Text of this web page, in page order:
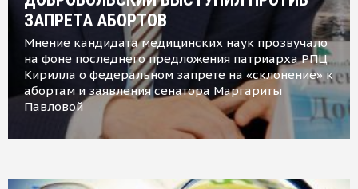
ЗАПРЕТА АБОРТОВ
Мнение кандидата медицинских наук прозвучало
на фоне последнего предложения патриарха РПЦ
Кирилла о федеральном запрете на «склонение» к
абортам и заявления сенатора Маргариты
Павловой